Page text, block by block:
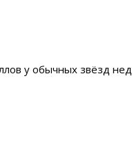
у обычных звёзд